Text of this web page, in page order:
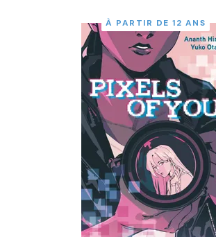
À PARTIR DE 12 ANS